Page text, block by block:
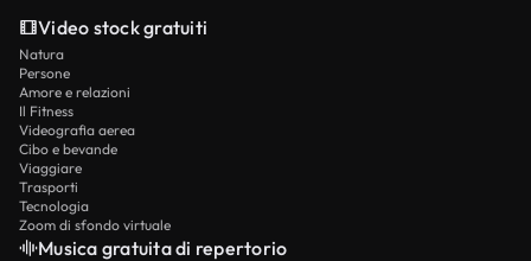
Video stock gratuiti
Natura
Persone
Amore e relazioni
Il Fitness
Videografia aerea
Cibo e bevande
Viaggiare
Trasporti
Tecnologia
Zoom di sfondo virtuale
Musica gratuita di repertorio